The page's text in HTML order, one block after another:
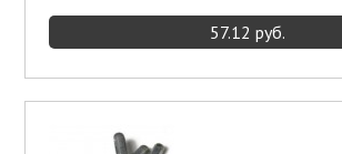
57.12 руб.